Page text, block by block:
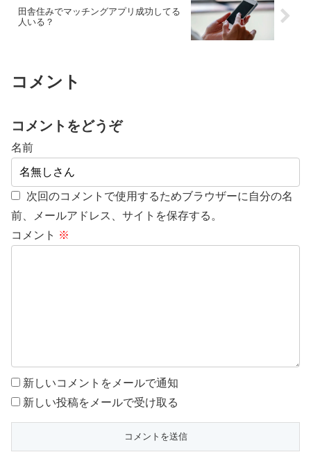
田舎住みでマッチングアプリ成功してる
人いる？
コメント
コメントをどうぞ
名前
次回のコメントで使用するためブラウザーに自分の名
前、メールアドレス、サイトを保存する。
コメント ※
新しいコメントをメールで通知
新しい投稿をメールで受け取る